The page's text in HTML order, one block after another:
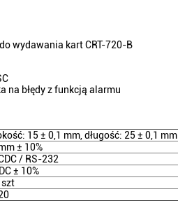
wydawania kart CRT-720-B
na błędy z funkcją alarmu
15 ± 0,1 mm, długość: 25 ± 0,1 mm
± 10%
/ RS-232
± 10%
szt